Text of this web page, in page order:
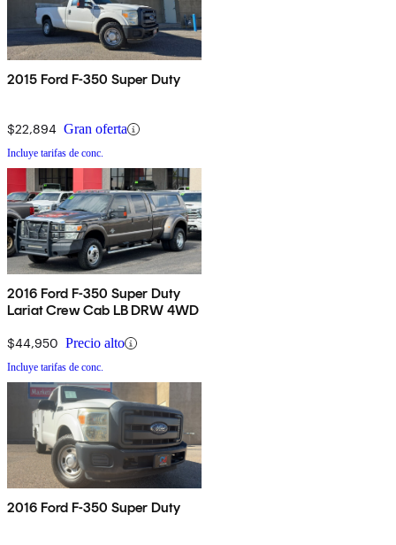
2015 Ford F-350 Super Duty
$22,894 Gran oferta
Incluye tarifas de conc.
2016 Ford F-350 Super Duty
Lariat Crew Cab LB DRW 4WD
$44,950 Precio alto
Incluye tarifas de conc.
2016 Ford F-350 Super Duty